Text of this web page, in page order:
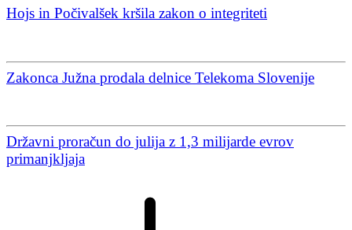
Hojs in Počivalšek kršila zakon o integriteti
Zakonca Južna prodala delnice Telekoma Slovenije
Državni proračun do julija z 1,3 milijarde evrov
primanjkljaja